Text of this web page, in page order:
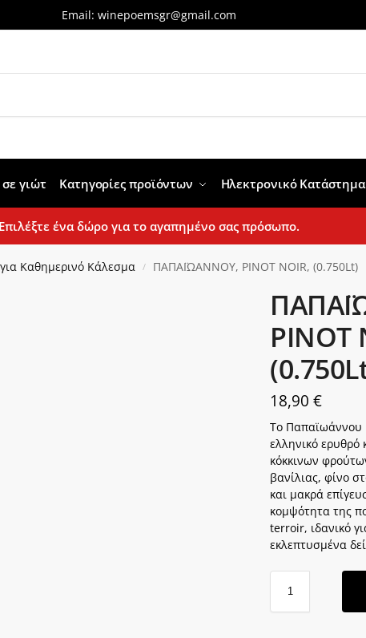
Email: winepoemsgr@gmail.com
γιώτ Κατηγορίες προϊόντων Ηλεκτρονικό Κατάστημα
Επιλέξτε ένα δώρο για το αγαπημένο σας πρόσωπο.
Καθημερινό Κάλεσμα / ΠΑΠΑΪΩΑΝΝΟΥ, PINOT NOIR, (0.750Lt)
PINOT
18,90€
Το Παπαϊωάννου
ελληνικό
κόκκινων
βανίλιας, φίνο
και μακρά
κομψότητα της
terroir, ιδανικό
εκλεπτυσμένα